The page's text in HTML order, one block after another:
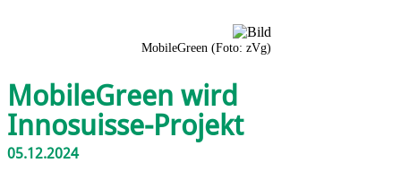
MobileGreen (Foto: zVg)
MobileGreen wird
Innosuisse-Projekt
05.12.2024